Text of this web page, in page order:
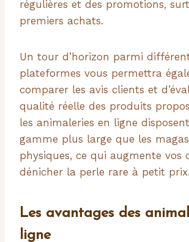
régulières et des promotions,
premiers achats.
Un tour d’horizon parmi
plateformes vous permettra
comparer les avis clients et
qualité réelle des produits
les animaleries en ligne
gamme plus large que les
physiques, ce qui augmente vos
dénicher la perle rare à petit prix.
Les avantages des
ligne